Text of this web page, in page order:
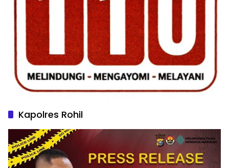
Kapolres Rohil